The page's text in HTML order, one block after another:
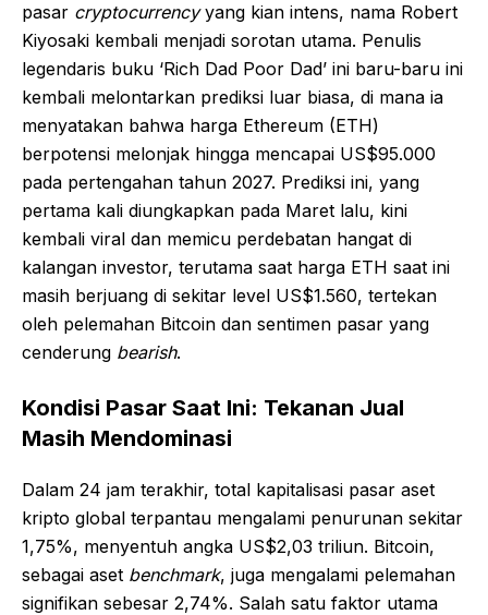
pasar cryptocurrencyyang kian intens, nama Robert
Kiyosaki kembali menjadi sorotan utama. Penulis
legendaris buku ‘Rich Dad Poor Dad’ ini baru-baru ini
kembali melontarkan prediksi luar biasa, di mana ia
menyatakan bahwa harga Ethereum (ETH)
berpotensi melonjak hingga mencapai US$95.000
pada pertengahan tahun 2027. Prediksi ini, yang
pertama kali diungkapkan pada Maret lalu, kini
kembali viral dan memicu perdebatan hangat di
kalangan investor, terutama saat harga ETH saat ini
masih berjuang di sekitar level US$1.560, tertekan
oleh pelemahan Bitcoin dan sentimen pasar yang
cenderung bearish.
Kondisi Pasar Saat Ini: Tekanan Jual
Masih Mendominasi
Dalam 24 jam terakhir, total kapitalisasi pasar aset
kripto global terpantau mengalami penurunan sekitar
1,75%, menyentuh angka US$2,03 triliun. Bitcoin,
sebagai aset benchmark, juga mengalami pelemahan
signifikan sebesar 2,74%. Salah satu faktor utama